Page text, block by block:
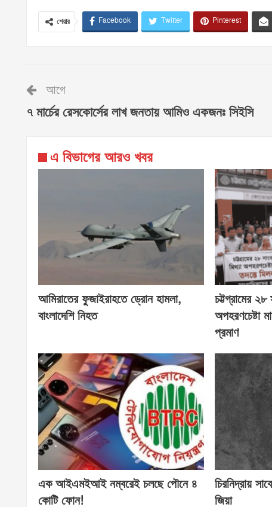
শেয়ার Facebook Twitter Pinterest
আগে
৭ মার্চের রেসকোর্সের লাখ জনতায় আমিও একজনঃ সিইসি
এ বিভাগের আরও খবর
আমিরাতের ফুজাইরাহতে ড্রোন হামলা,
বাংলাদেশি নিহত
চট্টগ্রামের
অপহরণচেষ্টা
প্রমাণ
এক আইএমইআই নম্বরেই চলছে পৌনে ৪
কোটি ফোন!
চিরনিদ্রায়
জিয়া